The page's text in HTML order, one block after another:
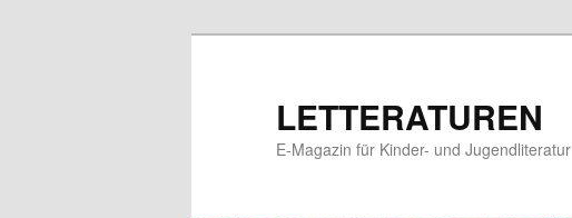
LETTERATUREN
E-Magazin für Kinder- und Jugendliteratur